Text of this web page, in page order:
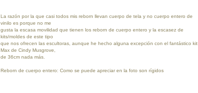
La razón por la que casi todos mis reborn llevan cuerpo de tela y no cuerpo entero de
vinilo es porque no me
gusta la escasa movilidad que tienen los reborn de cuerpo entero y la escasez de
kits/moldes de este tipo
que nos ofrecen las escultoras, aunque he hecho alguna excepción con el fantástico kit
Max de Cindy Musgrove,
de 36cm nada más.
Reborn de cuerpo entero: Como se puede apreciar en la foto son rígidos